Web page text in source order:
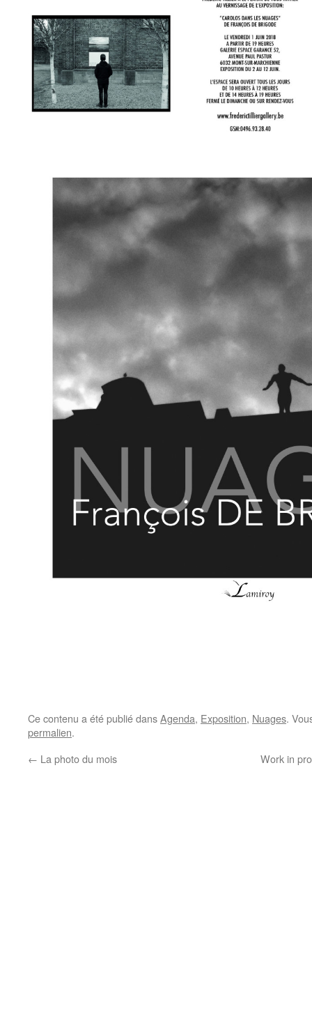
Ce contenu a été publié dansAgenda, Exposition, Nuages.
permalien.
← La photo du mois Work in